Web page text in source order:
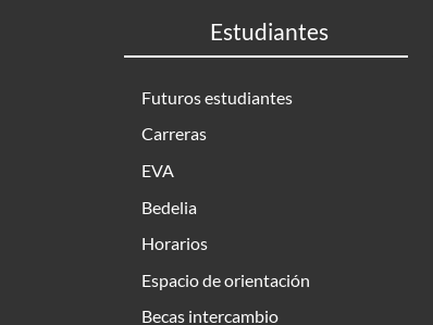
Estudiantes
Futuros estudiantes
Carreras
EVA
Bedelia
Horarios
Espacio de orientación
Becas intercambio